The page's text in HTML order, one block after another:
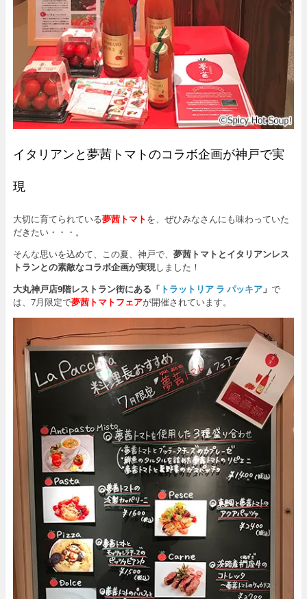
イタリアンと夢茜トマトのコラボ企画が神戸で実
現
大切に育てられている夢茜トマトを、ぜひみなさんにも味わっていた
だきたい・・・。
そんな思いを込めて、この夏、神戸で、 夢茜トマトとイタリアンレス
トランとの素敵なコラボ企画が実現しました！
大丸神戸店9階レストラン街にある「トラットリア ラ パッキア」 で
は、7月限定で夢茜トマトフェアが開催されています。